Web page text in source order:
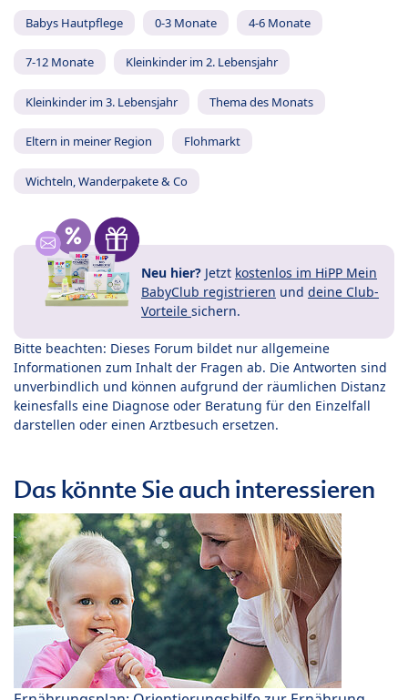
Babys Hautpflege 0-3 Monate 4-6 Monate
7-12 Monate Kleinkinder im 2. Lebensjahr
Kleinkinder im 3. Lebensjahr Thema des Monats
Eltern in meiner Region Flohmarkt
Wichteln, Wanderpakete & Co
Neu hier? Jetzt kostenlos im HiPP Mein
BabyClub registrieren und deine Club-
Vorteile sichern.
Bitte beachten: Dieses Forum bildet nur allgemeine
Informationen zum Inhalt der Fragen ab. Die Antworten sind
unverbindlich und können aufgrund der räumlichen Distanz
keinesfalls eine Diagnose oder Beratung für den Einzelfall
darstellen oder einen Arztbesuch ersetzen.
Das könnte Sie auch interessieren